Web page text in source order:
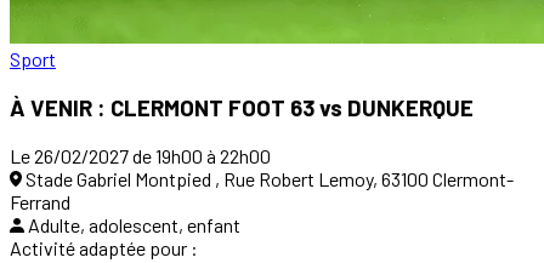
Sport
À VENIR : CLERMONT FOOT 63 vs DUNKERQUE
Le 26/02/2027 de 19h00 à 22h00
Stade Gabriel Montpied , Rue Robert Lemoy, 63100 Clermont-
Ferrand
Adulte, adolescent, enfant
Activité adaptée pour :